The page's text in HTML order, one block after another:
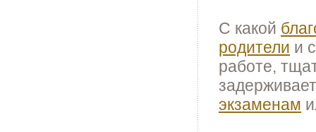
С какой
родители и
работе,
экзаменам